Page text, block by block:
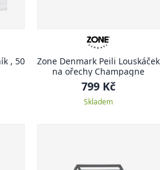
, 50
Zone Denmark Peili Louskáček
na ořechy Champagne
799 Kč
Skladem